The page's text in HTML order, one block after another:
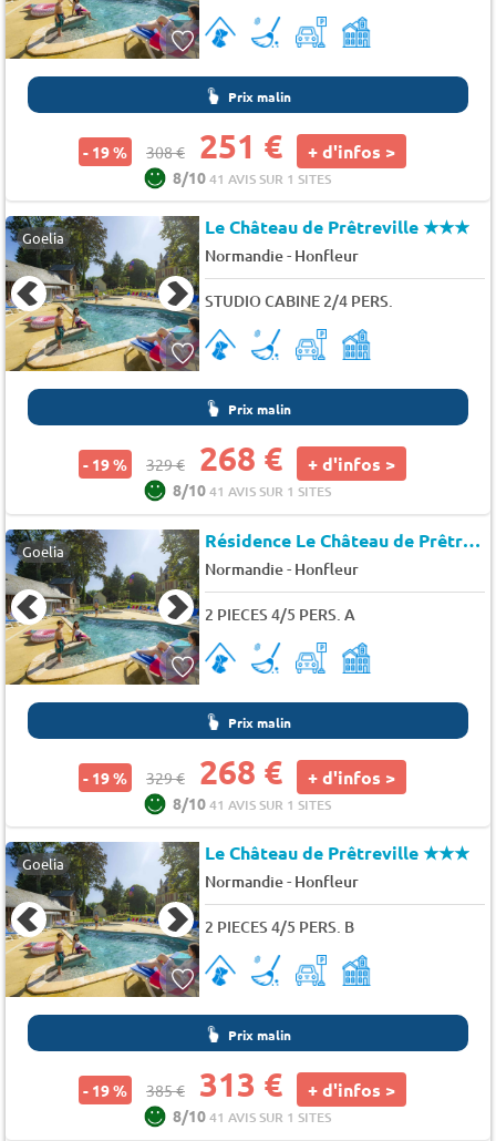
Prix malin
- 19 % 308 € 251 € + d'infos >
8/1041 AVIS SUR 1 SITES
Goelia Le Château de Prêtreville★★★
Normandie- Honfleur
STUDIO CABINE 2/4 PERS.
Prix malin
- 19 % 329 € 268 € + d'infos >
8/1041 AVIS SUR 1 SITES
Goelia Résidence Le Château de Prêtreville
Normandie- Honfleur
2 PIECES 4/5 PERS. A
Prix malin
- 19 % 329 € 268 € + d'infos >
8/1041 AVIS SUR 1 SITES
Goelia Le Château de Prêtreville★★★
Normandie- Honfleur
2 PIECES 4/5 PERS. B
Prix malin
- 19 % 385 € 313 € + d'infos >
8/1041 AVIS SUR 1 SITES